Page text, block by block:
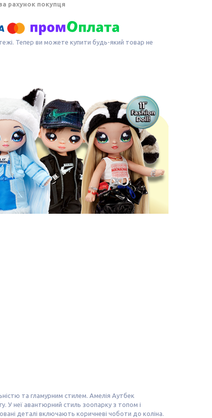
рахунок покупця
Тепер ви можете купити будь-який товар не
та гламурним стилем. Амелія Аутбек
У неї авантюрний стиль зоопарку з топом і
деталі включають коричневі чоботи до коліна.